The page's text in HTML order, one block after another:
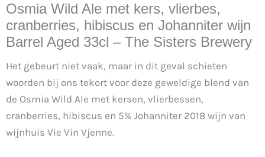
Osmia Wild Ale met kers, vlierbes,
cranberries, hibiscus en Johanniter wijn
Barrel Aged 33cl – The Sisters Brewery
Het gebeurt niet vaak, maar in dit geval schieten
woorden bij ons tekort voor deze geweldige blend van
de Osmia Wild Ale met kersen, vlierbessen,
cranberries, hibiscus en 5% Johanniter 2018 wijn van
wijnhuis Vie Vin Vjenne.